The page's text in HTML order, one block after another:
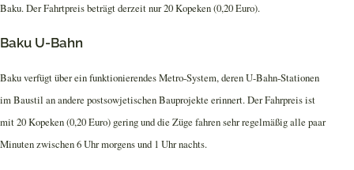
Baku. Der Fahrtpreis beträgt derzeit nur 20 Kopeken (0,20 Euro).
Baku U-Bahn
Baku verfügt über ein funktionierendes Metro-System, deren U-Bahn-Stationen
im Baustil an andere postsowjetischen Bauprojekte erinnert. Der Fahrpreis ist
mit 20 Kopeken (0,20 Euro) gering und die Züge fahren sehr regelmäßig alle paar
Minuten zwischen 6 Uhr morgens und 1 Uhr nachts.